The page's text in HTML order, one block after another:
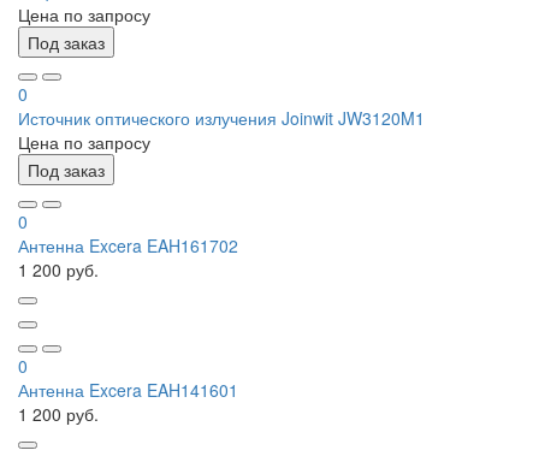
Цена по запросу
Под заказ
0
Источник оптического излучения Joinwit JW3120M1
Цена по запросу
Под заказ
0
Антенна Excera EAH161702
1 200 руб.
0
Антенна Excera EAH141601
1 200 руб.